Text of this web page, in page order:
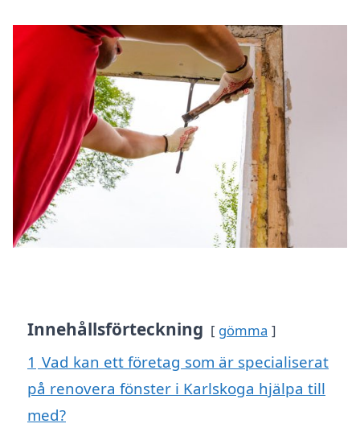
Innehållsförteckning gömma
1 Vad kan ett företag som är specialiserat
på renovera fönster i Karlskoga hjälpa till
med?